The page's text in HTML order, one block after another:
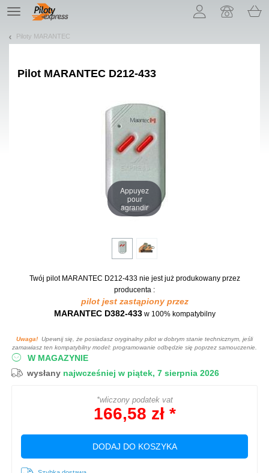
TE
navigation
Piloty MARANTEC
Pilot MARANTEC D212-433
Appuyez
pour
agrandir
Twój pilot MARANTEC D212-433 nie jest już produkowany przez
producenta :
pilot jest zastąpiony przez
MARANTEC D382-433 w 100% kompatybilny
Uwaga! Upewnij się, że posiadasz oryginalny pilot w dobrym stanie technicznym, jeśli
zamawiasz ten kompatybilny model: programowanie odbędzie się poprzez samouczenie.
W MAGAZYNIE
wysłany najwcześniej w piątek, 7 sierpnia 2026
*wliczony podatek vat
166,58 zł *
DODAJ DO KOSZYKA
Pozwól, że przedstawimy nasze ciasteczka!